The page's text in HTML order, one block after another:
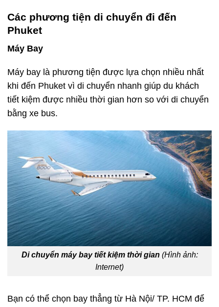
Các phương tiện di chuyển đi đến
Phuket
Máy Bay
Máy bay là phương tiện được lựa chọn nhiều nhất
khi đến Phuket vì di chuyển nhanh giúp du khách
tiết kiệm được nhiều thời gian hơn so với di chuyển
bằng xe bus.
Di chuyển máy bay tiết kiệm thời gian (Hình ảnh:
Internet)
Bạn có thể chọn bay thẳng từ Hà Nội/ TP. HCM để